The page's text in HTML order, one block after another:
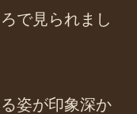
で見られまし
姿が印象深か